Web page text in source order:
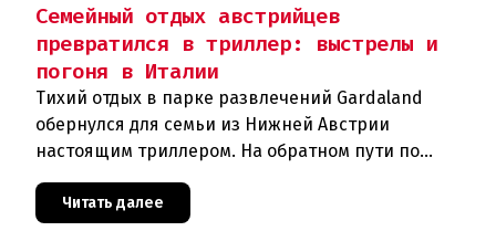
Семейный отдых австрийцев
превратился в триллер: выстрелы и
погоня в Италии
Тихий отдых в парке развлечений Gardaland
обернулся для семьи из Нижней Австрии
настоящим триллером. На обратном пути по
подверглась обстрелу, за которым
Читать далее